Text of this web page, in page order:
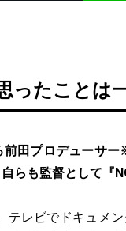
ったことは
前田プロデューサ
らも監督として『
テレビでドキュメ